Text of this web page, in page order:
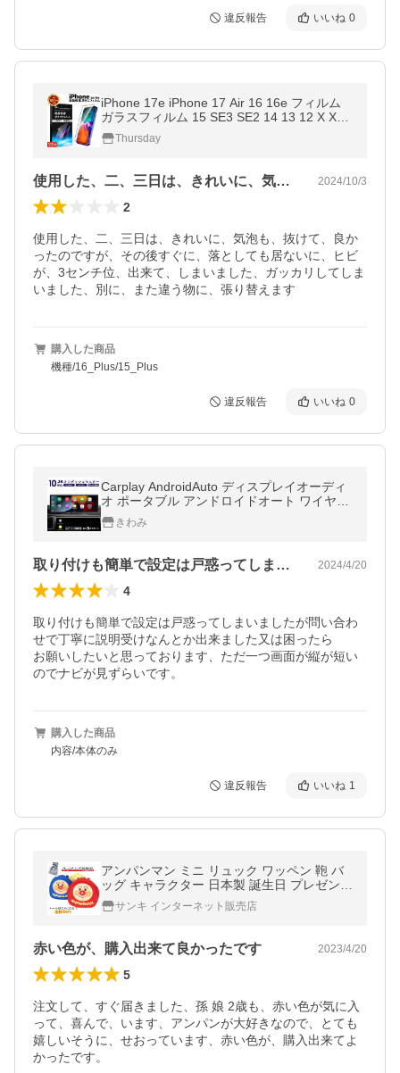
違反報告 いいね 0
iPhone 17e iPhone 17 Air 16 16e フィルム
ガラスフィルム 15 SE3 SE2 14 13 12 X XS
8 7 max pro promax plus mini SE 第3世代 第
2世代 保護フィルム 液晶保護
Thursday
使用した、二、三日は、きれいに、気泡も… 2024/10/3
2
使用した、二、三日は、きれいに、気泡も、抜けて、良か
ったのですが、その後すぐに、落としても居ないに、ヒビ
が、3センチ位、出来て、しまいました、ガッカリしてしま
購入した商品
機種/16_Plus/15_Plus
違反報告 いいね 0
Carplay AndroidAuto ディスプレイオーディ
オ ポータブル アンドロイドオート ワイヤレ
ス iPhone カープレイ 10Inch 11Inch
きわみ
取り付けも簡単で設定は戸惑ってしまいま… 2024/4/20
4
取り付けも簡単で設定は戸惑ってしまいましたが問い合わ
せで丁寧に説明受けなんとか出来ました又は困ったら
お願いしたいと思っております、ただ一つ画面が縦が短い
購入した商品
内容/本体のみ
違反報告 いいね 1
アンパンマン ミニ リュック ワッペン 鞄 バ
ッグ キャラクター 日本製 誕生日 プレゼント
ベビー 子供 【1点までメール便可能】
サンキ インターネット販売店
赤い色が、購入出来て良かったです 2023/4/20
5
注文して、すぐ届きました、孫 娘 2歳も、赤い色が気に入
って、喜んで、います、アンパンが大好きなので、とても
嬉しいそうに、せおっています、赤い色が、購入出来てよ
かったです。